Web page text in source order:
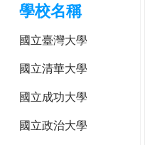
學校名稱
國立臺灣大學
國立清華大學
國立成功大學
國立政治大學